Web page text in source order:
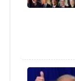
Hillary’i
yılında
Bill
üstlendi.